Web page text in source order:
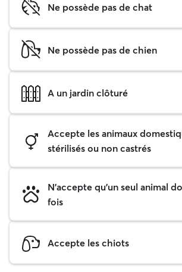
Ne possède pas de chat
Ne possède pas de chien
A un jardin clôturé
Accepte les animaux
stérilisés ou non castrés
N'accepte qu'un seul animal
fois
Accepte les chiots